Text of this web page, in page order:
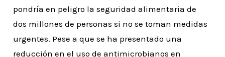
pondría en peligro la seguridad alimentaria de
dos millones de personas si no se toman medidas
urgentes. Pese a que se ha presentado una
reducción en el uso de antimicrobianos en